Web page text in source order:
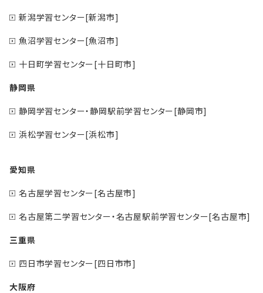
新潟学習センター[新潟市]
魚沼学習センター[魚沼市]
十日町学習センター[十日町市]
静岡県
静岡学習センター・静岡駅前学習センター[静岡市]
浜松学習センター[浜松市]
愛知県
名古屋学習センター[名古屋市]
名古屋第二学習センター・名古屋駅前学習センター[名古屋市]
三重県
四日市学習センター[四日市市]
大阪府